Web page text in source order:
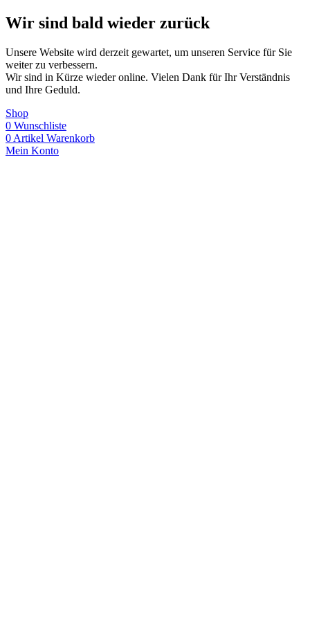
Wir sind bald wieder zurück
Unsere Website wird derzeit gewartet, um unseren Service für Sie
weiter zu verbessern.
Wir sind in Kürze wieder online. Vielen Dank für Ihr Verständnis
und Ihre Geduld.
Shop
0 Wunschliste
0 Artikel Warenkorb
Mein Konto